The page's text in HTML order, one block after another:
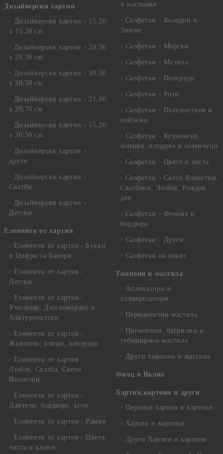
Дизайнерски хартии
Дизайнерски хартии - 15.20
х 15.20 см.
Дизайнерски хартии - 20.30
х 20.30 см.
Дизайнерски хартии - 30.50
х 30.50 см.
Дизайнерски хартии - 21,00
х 29,70 см
Дизайнерски хартии - 15.20
x 30.50 см.
Дизайнерски хартии -
други
Дизайнерски хартии -
Сватби
Дизайнерски хартии -
Детски
Елементи от хартия
Елементи от хартия - Букви
и Цифри за Банери
Елементи от хартия -
Детски
Елементи от хартия -
Училище, Дипломиране и
Абитуриентски
Елементи от хартия -
Животни, птици, пеперуди
Елементи от хартия -
Любов, Сватба, Свети
Валентин
Елементи от хартия -
Дантели, бордюри, ъгли
Елементи от хартия - Рамки
Елементи от хартия - Цветя,
листа и клони
и насекоми
Салфетки - Коледни и
Зимни
Салфетки - Морски
Салфетки - Музика
Салфетки - Пеперуди
Салфетки - Рози
Салфетки - Пътешествия и
пейзажи
Салфетки - Кухненски
мотиви, плодове и зеленчуци
Салфетки - Цветя и листа
Салфетки - Свети Валентин,
Сватбени, Любов, Рожден
ден
Салфетки - Фонове и
бордюри
Салфетки - Други
Салфетки на пакет
Тампони и мастила
Апликатори и
пулверизатори
Перманентни мастила
Пигментни, багрилни и
тебеширени мастила
Други тампони и мастила
Филц и Вълна
Хартии,картони и други
Перлени хартии и картони
Хартии и картони
Други Хартии и картони